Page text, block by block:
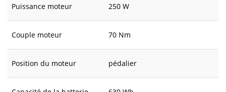
Puissance moteur 250 W
Couple moteur 70 Nm
Position du moteur pédalier